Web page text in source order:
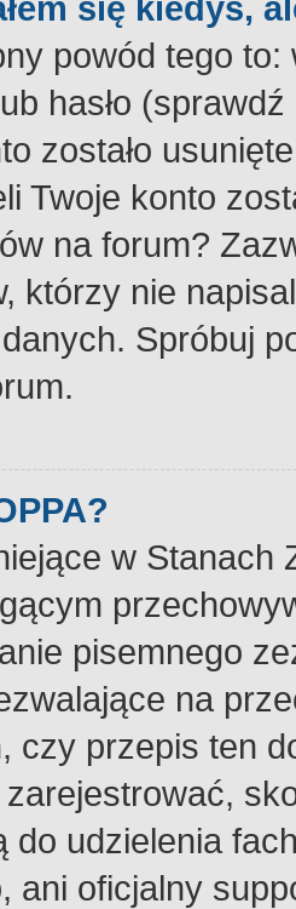
powód tego to:
hasło
zostało
Twoje konto
na forum?
którzy nie
Spróbuj
w Stanach
pisemnego
na
czy przepis ten
do udzielenia
ani oficjalny